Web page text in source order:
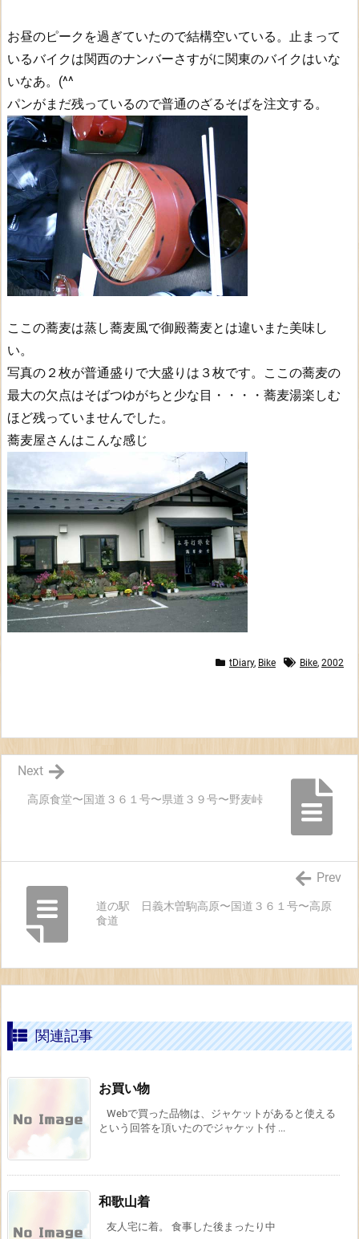
お昼のピークを過ぎていたので結構空いている。止まって
いるバイクは関西のナンバーさすがに関東のバイクはいな
いなあ。(^^
パンがまだ残っているので普通のざるそばを注文する。
ここの蕎麦は蒸し蕎麦風で御殿蕎麦とは違いまた美味し
い。
写真の２枚が普通盛りで大盛りは３枚です。ここの蕎麦の
最大の欠点はそばつゆがちと少な目・・・・蕎麦湯楽しむ
ほど残っていませんでした。
蕎麦屋さんはこんな感じ
tDiary, Bike Bike, 2002
高原食堂〜国道３６１号〜県道３９号〜野麦峠
Next
道の駅 日義木曽駒高原〜国道３６１号〜高原
食道
Prev
関連記事
お買い物
Webで買った品物は、ジャケットがあると使える
という回答を頂いたのでジャケット付 ...
和歌山着
友人宅に着。 食事した後まったり中